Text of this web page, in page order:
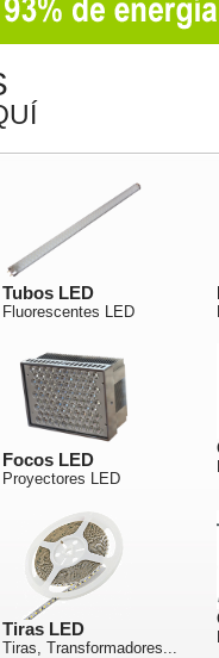
Tubos LED
Fluorescentes LED
Focos LED
Proyectores LED
Tiras LED
Tiras, Transformadores...